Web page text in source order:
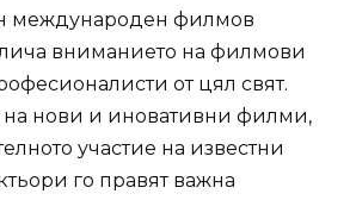
международен филмов
вниманието на филмови
от цял свят.
на нови и иновативни филми,
участие на известни
го правят важна